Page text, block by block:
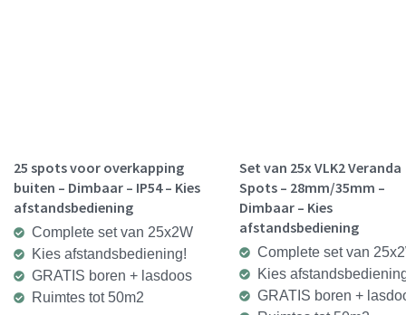
25 spots voor overkapping
buiten – Dimbaar – IP54 – Kies
afstandsbediening
Complete set van 25x2W
Kies afstandsbediening!
GRATIS boren + lasdoos
Ruimtes tot 50m2
Set van 25x VLK2 Veranda
Spots – 28mm/35mm –
Dimbaar – Kies
afstandsbediening
Complete set van
Kies
GRATIS boren +